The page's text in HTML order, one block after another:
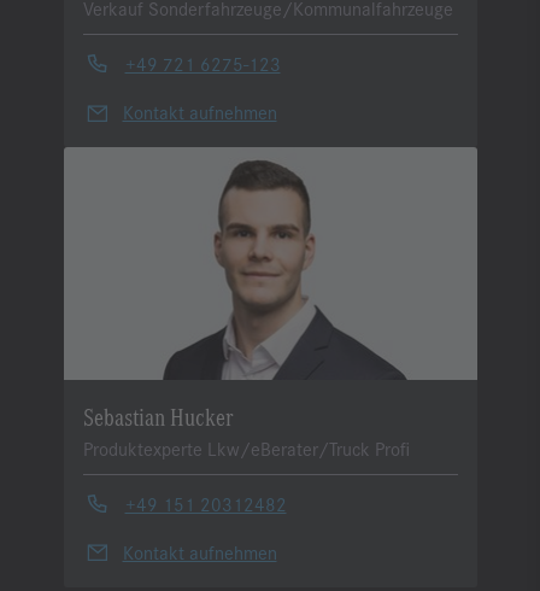
Verkauf Sonderfahrzeuge/Kommunalfahrzeuge
+49 721 6275-123
Kontakt aufnehmen
Sebastian Hucker
Produktexperte Lkw/eBerater/Truck Profi
+49 151 20312482
Kontakt aufnehmen